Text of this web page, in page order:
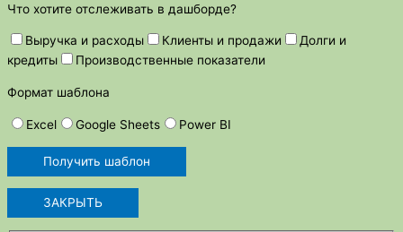
Что хотите отслеживать в дашборде?
Выручка и расходы Клиенты и продажи
Долги и
кредиты
Производственные показатели
Формат шаблона
Excel Google Sheets Power BI
ЗАКРЫТЬ